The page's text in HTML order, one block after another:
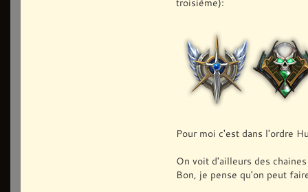
Pour moi c'est dans l'ordre
On voit d'ailleurs des
Bon, je pense qu'on peut